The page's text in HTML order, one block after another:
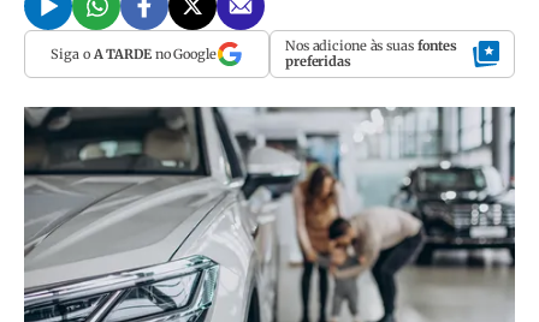
Siga o A TARDEno Google Nos adicione às suas fontes
preferidas